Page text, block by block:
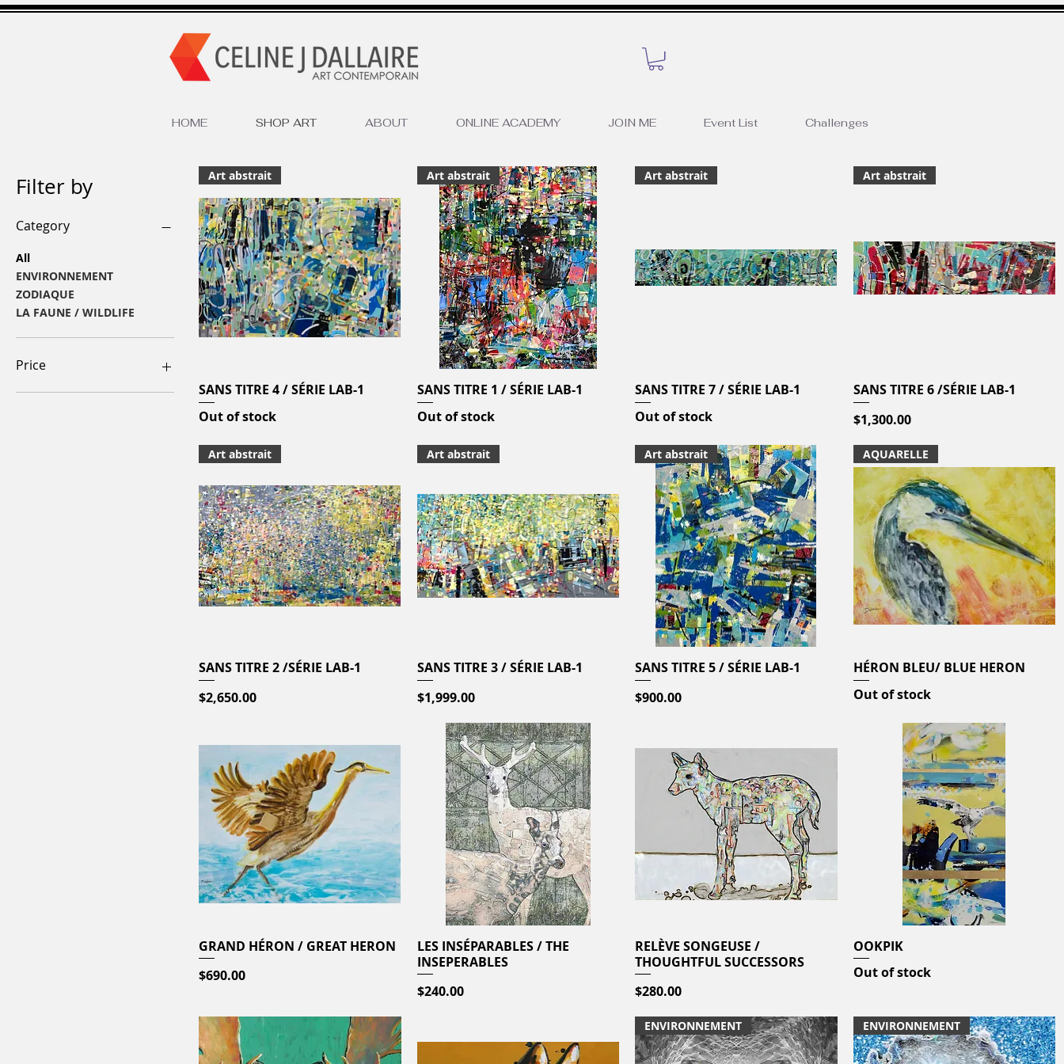
HOME SHOP ART ABOUT ONLINE ACADEMY JOIN ME Event List Challenges
Filter by
Category
All
ENVIRONNEMENT
ZODIAQUE
LA FAUNE / WILDLIFE
Price
Quick View
Art abstrait
SANS TITRE 4 / SÉRIE LAB-1
Out of stock
Quick View
Art abstrait
SANS TITRE 1 / SÉRIE LAB-1
Out of stock
Quick View
Art abstrait
SANS TITRE 7 / SÉRIE LAB-1
Out of stock
Quick View
Art abstrait
SANS TITRE 6 /SÉRIE LAB-1
Price
$1,300.00
Quick View
Art abstrait
SANS TITRE 2 /SÉRIE LAB-1
Price
$2,650.00
Quick View
Art abstrait
SANS TITRE 3 / SÉRIE LAB-1
Price
$1,999.00
Quick View
Art abstrait
SANS TITRE 5 / SÉRIE LAB-1
Price
$900.00
Quick View
AQUARELLE
HÉRON BLEU/ BLUE HERON
Out of stock
Quick View
GRAND HÉRON / GREAT HERON
Price
$690.00
Quick View
LES INSÉPARABLES / THE
INSEPERABLES
Price
$240.00
Quick View
RELÈVE SONGEUSE /
THOUGHTFUL SUCCESSORS
Price
$280.00
OOKPIK
Out of stock
ENVIRONNEMENT ENVIRONNEMENT